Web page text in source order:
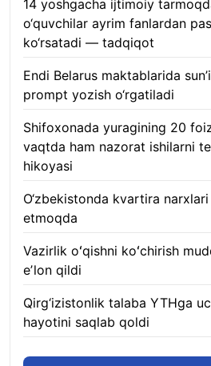
14 yoshgacha ijtimoiy
o‘quvchilar ayrim fanlardan
ko‘rsatadi — tadqiqot
Endi Belarus maktablarida
prompt yozish o‘rgatiladi
Shifoxonada yuragining 20
vaqtda ham nazorat ishilarni
hikoyasi
O‘zbekistonda kvartira narxlari
etmoqda
Vazirlik oʻqishni koʻchirish
eʼlon qildi
Qirg‘izistonlik talaba YTHga
hayotini saqlab qoldi